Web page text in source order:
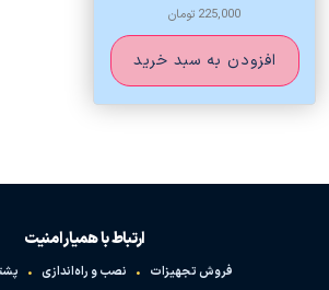
225,000 تومان
افزودن به سبد خرید
ارتباط با همیار امنیت
فروش تجهیزات • نصب و راه‌اندازی •